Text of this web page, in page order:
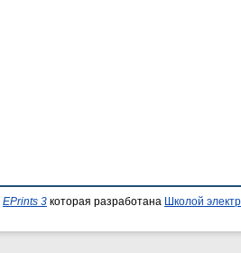
EPrints 3 которая разработана Школой